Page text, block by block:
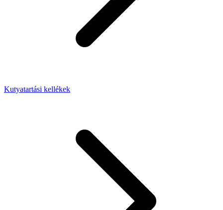
Kutyatartási kellékek